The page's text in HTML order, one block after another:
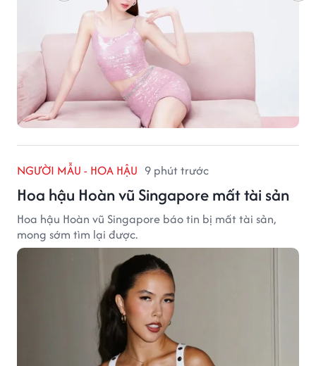
NGƯỜI MẪU - HOA HẬU 9 phút trước
Hoa hậu Hoàn vũ Singapore mất tài sản
Hoa hậu Hoàn vũ Singapore báo tin bị mất tài sản,
mong sớm tìm lại được.